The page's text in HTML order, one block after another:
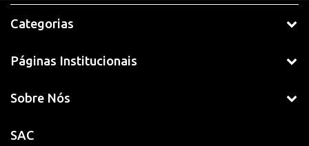
Categorias
Páginas Institucionais
Sobre Nós
SAC